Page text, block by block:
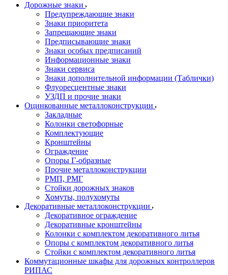
Дорожные знаки
Предупреждающие знаки
Знаки приоритета
Запрещающие знаки
Предписывающие знаки
Знаки особых предписаний
Информационные знаки
Знаки сервиса
Знаки дополнительной информации (Таблички)
Флуоресцентные знаки
УЗДП и прочие знаки
Оцинкованные металлоконструкции
Закладные
Колонки светофорные
Комплектующие
Кронштейны
Ограждение
Опоры Г-образные
Прочие металлоконструкции
РМП, РМГ
Стойки дорожных знаков
Хомуты, полухомуты
Декоративные металлоконструкции
Декоративное ограждение
Декоративные кронштейны
Колонки с комплектом декоративного литья
Опоры с комплектом декоративного литья
Стойки с комплектом декоративного литья
Коммутационные шкафы для дорожных контроллеров
РИПАС